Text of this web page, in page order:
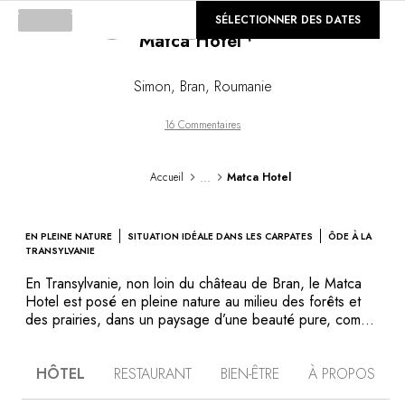
GALERIE
Matca Hotel
Simon, Bran, Roumanie
16 Commentaires
Accueil ... Matca Hotel
EN PLEINE NATURE SITUATION IDÉALE DANS LES CARPATES
ÔDE À LA
TRANSYLVANIE
En Transylvanie, non loin du château de Bran, le Matca
Hotel est posé en pleine nature au milieu des forêts et
des prairies, dans un paysage d’une beauté pure, comme
porte la promesse d’un séjour sous le signe de
SÉLECTIONNER DES DATES
HÔTEL RESTAURANT BIEN-ÊTRE À PROPOS